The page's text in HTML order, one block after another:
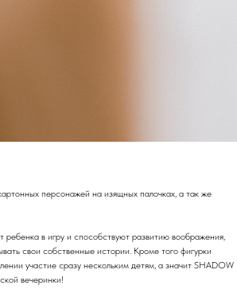
персонажей на изящных палочках, а так же
ребенка в игру и способствуют развитию воображения,
свои собственные истории. Кроме того фигурки
участие сразу нескольким детям, а значит SHADOW
вечеринки!